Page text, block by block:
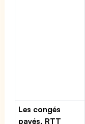
Les congés
payés, RTT